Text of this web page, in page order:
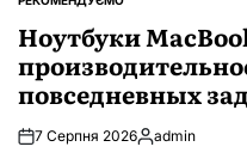
ОПУБЛІКУВАТИ
Ноутбуки
повседневных
7 Серпня 2026Опубліковано
admin